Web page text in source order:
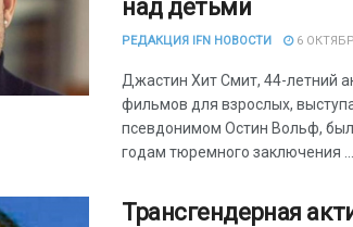
над детьми
РЕДАКЦИЯ IFN НОВОСТИ 6
Джастин Хит Смит, 44-летний
фильмов для взрослых,
псевдонимом Остин Вольф, был
годам тюремного заключения ...
Трансгендерная